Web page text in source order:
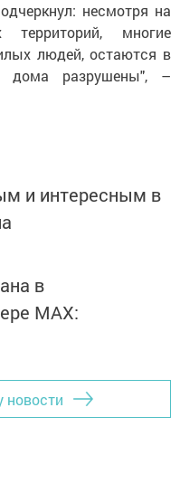
несмотря на
территорий, многие
людей, остаются в
дома разрушены", –
и интересным в
в
MАХ:
новости